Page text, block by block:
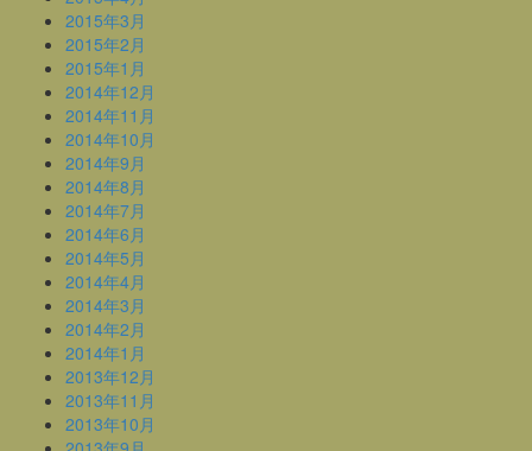
2015年3月
2015年2月
2015年1月
2014年12月
2014年11月
2014年10月
2014年9月
2014年8月
2014年7月
2014年6月
2014年5月
2014年4月
2014年3月
2014年2月
2014年1月
2013年12月
2013年11月
2013年10月